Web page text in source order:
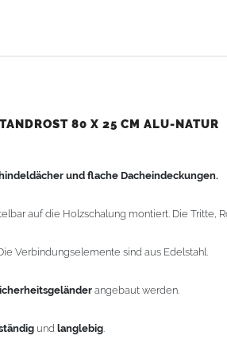
(Größe ca. 33 x 40cm) zum
80 X 25 CM ALU-NATUR
und flache Dacheindeckungen.
auf die Holzschalung montiert. Die Tritte,
Verbindungselemente sind aus Edelstahl.
angebaut werden.
und langlebig